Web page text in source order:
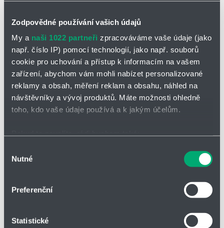
Zodpovědné používání vašich údajů
My a naši 1022 partneři zpracováváme vaše údaje (jako
např. číslo IP) pomocí technologií, jako např. souborů
cookie pro uchování a přístup k informacím na vašem
zařízení, abychom vám mohli nabízet personalizované
reklamy a obsah, měření reklam a obsahu, náhled na
návštěvníky a vývoj produktů. Máte možnosti ohledně
toho, kdo vaše údaje používá a k jakým účelům.
které mohou být přesné na několik metrů
skenování pro konkrétní charakteristiky (otisk prstu)
Zjistěte více o tom, jak zpracováváme vaše osobní
Svůj souhlas můžete kdykoliv změnit nebo odvolat v
souhlasu
Nutné
Preferenční
Statistické
Jméno a příjmení
Adresa